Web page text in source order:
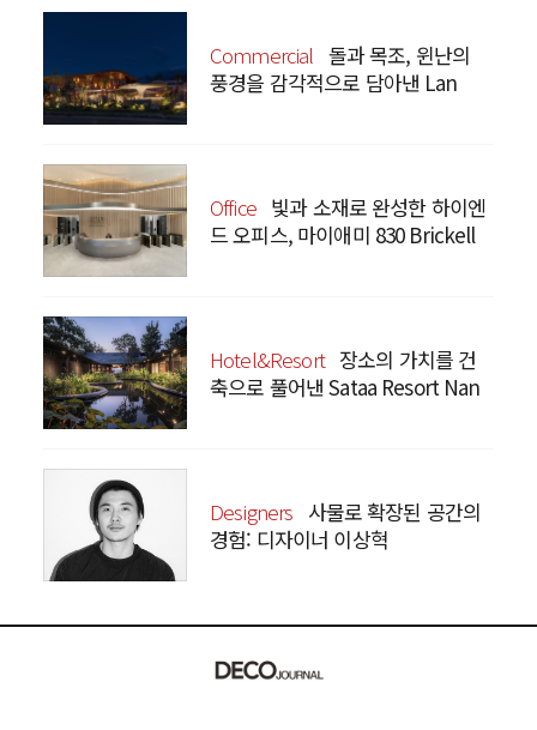
Commercial 돌과 목조, 윈난의
풍경을 감각적으로 담아낸 Lan
Office 빛과 소재로 완성한 하이엔
드 오피스, 마이애미 830 Brickell
Hotel&Resort 장소의 가치를 건
축으로 풀어낸 Sataa Resort Nan
Designers 사물로 확장된 공간의
경험: 디자이너 이상혁